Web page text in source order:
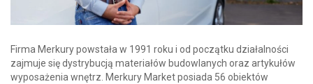
Firma Merkury powstała w 1991 roku i od początku działalności
zajmuje się dystrybucją materiałów budowlanych oraz artykułów
wyposażenia wnętrz. Merkury Market posiada 56 obiektów